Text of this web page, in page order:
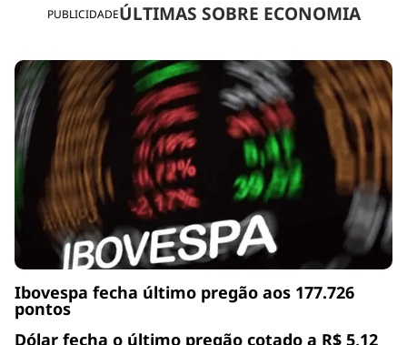
PUBLICIDADEÚLTIMAS SOBRE ECONOMIA
Ibovespa fecha último pregão aos 177.726
pontos
Dólar fecha o último pregão cotado a R$ 5,12